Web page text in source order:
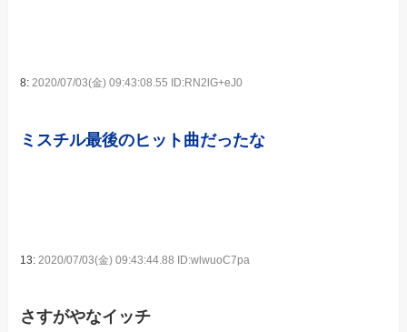
8:2020/07/03(金) 09:43:08.55 ID:RN2lG+eJ0
ミスチル最後のヒット曲だったな
13: 2020/07/03(金) 09:43:44.88 ID:wlwuoC7pa
さすがやなイッチ